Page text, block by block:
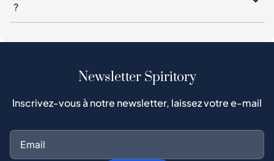
?
Newsletter Spiritory
Inscrivez-vous à notre newsletter, laissez votre e-mail